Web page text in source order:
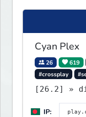
Cyan Plex
26 619
#crossplay
[26.2] »
IP: